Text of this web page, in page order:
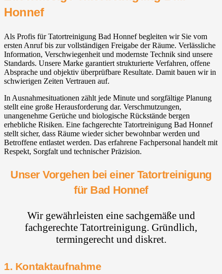
Honnef
Als Profis für Tatortreinigung Bad Honnef begleiten wir Sie vom
ersten Anruf bis zur vollständigen Freigabe der Räume. Verlässliche
Information, Verschwiegenheit und modernste Technik sind unsere
Standards. Unsere Marke garantiert strukturierte Verfahren, offene
Absprache und objektiv überprüfbare Resultate. Damit bauen wir in
schwierigen Zeiten Vertrauen auf.
In Ausnahmesituationen zählt jede Minute und sorgfältige Planung
stellt eine große Herausforderung dar. Verschmutzungen,
unangenehme Gerüche und biologische Rückstände bergen
erhebliche Risiken. Eine fachgerechte Tatortreinigung Bad Honnef
stellt sicher, dass Räume wieder sicher bewohnbar werden und
Betroffene entlastet werden. Das erfahrene Fachpersonal handelt mit
Respekt, Sorgfalt und technischer Präzision.
Unser Vorgehen bei einer Tatortreinigung
für Bad Honnef
Wir gewährleisten eine sachgemäße und
fachgerechte Tatortreinigung. Gründlich,
termingerecht und diskret.
1. Kontaktaufnahme